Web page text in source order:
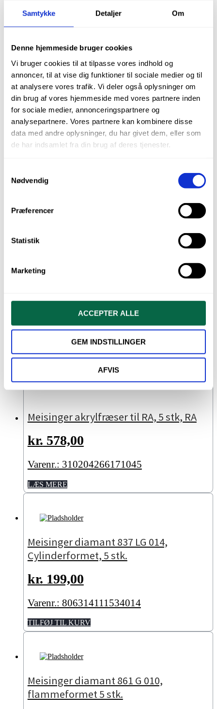
Samtykke Detaljer Om
Denne hjemmeside bruger cookies
Vi bruger cookies til at tilpasse vores indhold og
annoncer, til at vise dig funktioner til sociale medier og til
at analysere vores trafik. Vi deler også oplysninger om
din brug af vores hjemmeside med vores partnere inden
for sociale medier, annonceringspartnere og
analysepartnere. Vores partnere kan kombinere disse
data med andre oplysninger, du har givet dem, eller som
de har indsamlet fra din brug af deres tjenester.
Nødvendig
Præferencer
Statistik
Marketing
ACCEPTER ALLE
GEM INDSTILLINGER
AFVIS
Varenr.: 11416B
TILFØJ TIL KURV
Kirurgisk Rosenbor Ø 40, uden tværsnit
kr.495,00
Meisinger akrylfræser til RA, 5 stk, RA
kr. 578,00
Varenr.: 310204266171045
LÆS MERE
Meisinger diamant 837 LG 014,
Cylinderformet, 5 stk.
kr. 199,00
Varenr.: 806314111534014
TILFØJ TIL KURV
Meisinger diamant 861 G 010,
flammeformet 5 stk.